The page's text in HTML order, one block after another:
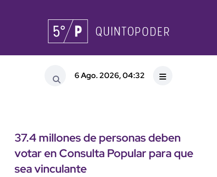
6 Ago. 2026, 04:32
37.4 millones de personas deben
votar en Consulta Popular para que
sea vinculante